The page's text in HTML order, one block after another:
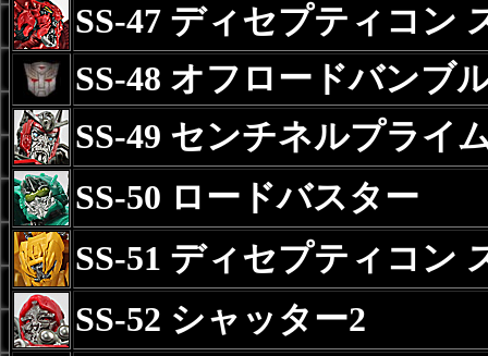
SS-47 ディセプティコン
SS-48 オフロードバンブ
SS-49 センチネルプライ
SS-50 ロードバスター
SS-51 ディセプティコン
SS-52 シャッター2